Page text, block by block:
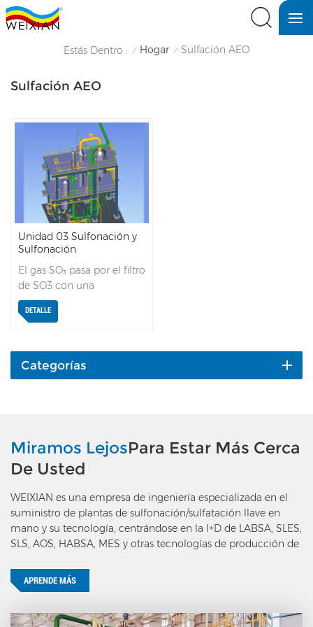
Estás Dentro : / Hogar / Sulfación AEO
Sulfación AEO
Unidad 03 Sulfonación y
Sulfonación
El gas SO₃ pasa por el filtro
de SO3 con una
concentración precisa (%),
luego reacciona con la
reacción se elimina
reciclando agua de
unidad de tratamiento de
gases de escape pasando
por el separador gas-
ciclónico; el ácido
orgánico pasa a la unidad
de envejecimiento y
estabilización oa la unidad
depuración de dioxanos.
El caudal de materia
controla mediante un
DETALLE
Categorías
Miramos LejosPara Estar Más Cerca
De Usted
WEIXIAN es una empresa de ingeniería especializada en el
suministro de plantas de sulfonación/sulfatación llave en
mano y su tecnología, centrándose en la I+D de LABSA, SLES,
SLS, AOS, HABSA, MES y otras tecnologías de producción de
APRENDE MÁS